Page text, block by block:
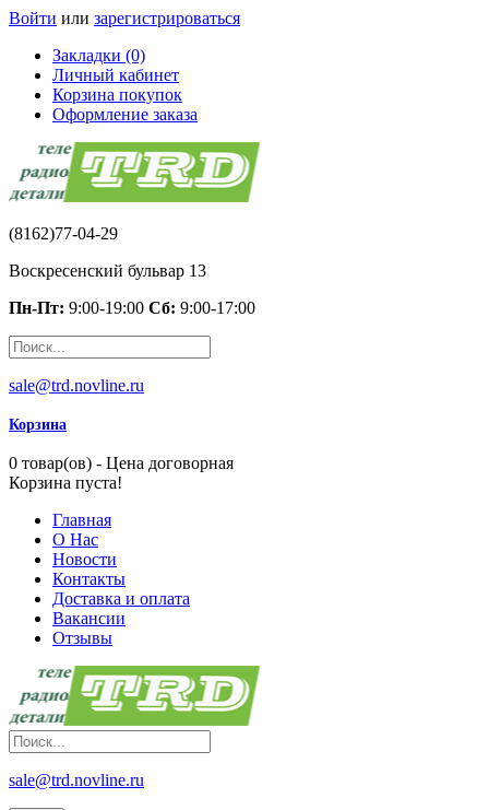
Войти или зарегистрироваться
Закладки (0)
Личный кабинет
Корзина покупок
Оформление заказа
(8162)77-04-29
Воскресенский бульвар 13
Пн-Пт: 9:00-19:00 Сб: 9:00-17:00
sale@trd.novline.ru
Корзина
0 товар(ов) - Цена договорная
Корзина пуста!
Главная
О Нас
Новости
Контакты
Доставка и оплата
Вакансии
Отзывы
sale@trd.novline.ru